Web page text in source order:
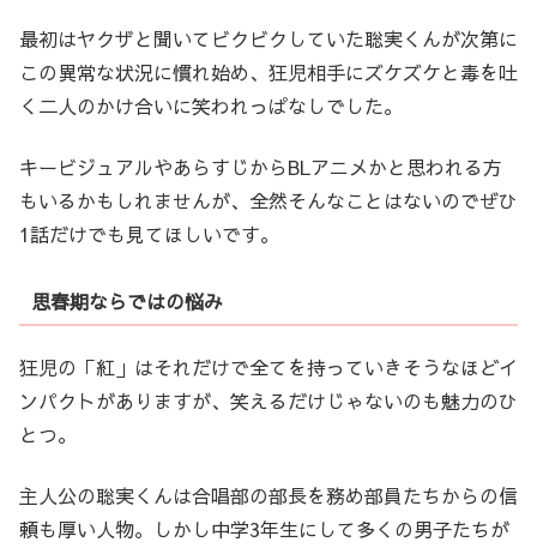
最初はヤクザと聞いてビクビクしていた聡実くんが次第に
この異常な状況に慣れ始め、狂児相手にズケズケと毒を吐
く二人のかけ合いに笑われっぱなしでした。
キービジュアルやあらすじからBLアニメかと思われる方
もいるかもしれませんが、全然そんなことはないのでぜひ
1話だけでも見てほしいです。
思春期ならではの悩み
狂児の「紅」はそれだけで全てを持っていきそうなほどイ
ンパクトがありますが、笑えるだけじゃないのも魅力のひ
とつ。
主人公の聡実くんは合唱部の部長を務め部員たちからの信
頼も厚い人物。しかし中学3年生にして多くの男子たちが